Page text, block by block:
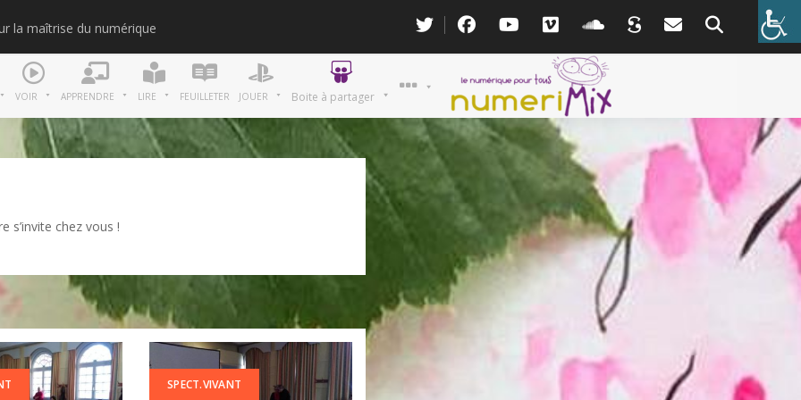
la maîtrise du numérique
VOIR APPRENDRE LIRE FEUILLETER JOUER Boite à partager
s’invite chez vous !
SPECT.VIVANT